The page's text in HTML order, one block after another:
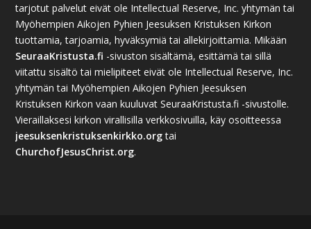
tarjotut palvelut eivät ole Intellectual Reserve, Inc. yhtymän tai
Myöhempien Aikojen Pyhien Jeesuksen Kristuksen Kirkon
tuottamia, tarjoamia, hyväksymiä tai allekirjoittamia. Mikään
SeuraaKristusta.fi -sivuston sisältämä, esittämä tai sillä
viitattu sisältö tai mielipiteet eivät ole Intellectual Reserve, Inc.
yhtymän tai Myöhempien Aikojen Pyhien Jeesuksen
Kristuksen Kirkon vaan kuuluvat SeuraaKristusta.fi -sivustolle.
Vieraillaksesi kirkon virallisilla verkkosivuilla, käy osoitteessa
jeesuksenkristuksenkirkko.orgtai
ChurchofJesusChrist.org.